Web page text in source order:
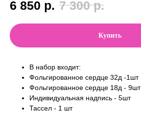
6 850 р. 7 300 р.
Купить
В набор входит:
Фольгированное сердце 32д -1шт
Фольгированное сердце 18д - 9шт
Индивидуальная надпись - 5шт
Тассел - 1 шт